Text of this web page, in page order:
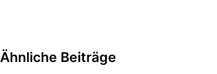
Ähnliche Beiträge